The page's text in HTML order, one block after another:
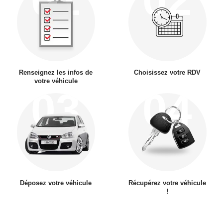
Renseignez les infos de
votre véhicule
Choisissez votre RDV
03
Déposez votre véhicule
04
Récupérez votre véhicule
!